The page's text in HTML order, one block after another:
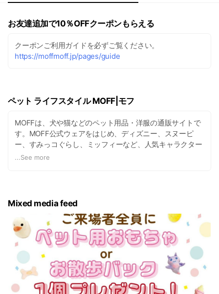
お友達追加で10％OFFクーポンもらえる
クーポンご利用ガイドを必ずご覧ください。
https://moffmoff.jp/pages/guide
ペット ライフスタイル MOFF|モフ
MOFFは、犬や猫などのペット用品・洋服の通販サイトで
す。MOFF公式ウェアをはじめ、ディズニー、スヌーピ
ー、すみっコぐらし、ミッフィーなど、人気キャラクター
等の公式ライセンス商品を販売しています。洋服、キャリ
...See more
Mixed media feed